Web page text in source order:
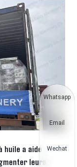
huile a aidé
leurs
Whatsapp
Email
Wechat